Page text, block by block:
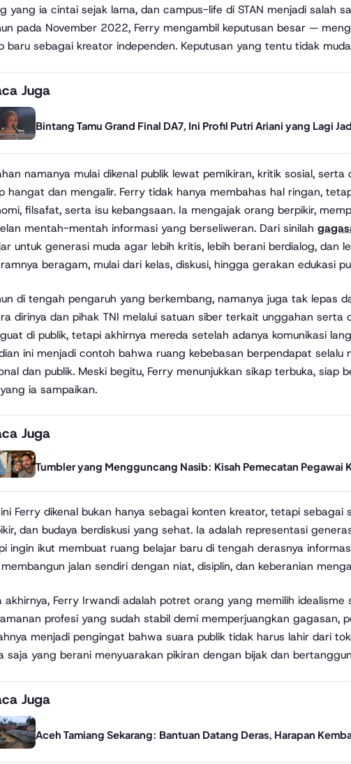
yang ia cintai sejak lama, dan campus-life di STAN menjadi salah
pada November 2022, Ferry mengambil keputusan besar —
baru sebagai kreator independen. Keputusan yang tentu tidak
Juga
Bintang Tamu Grand Final DA7, Ini Profil Putri Ariani yang Lagi
namanya mulai dikenal publik lewat pemikiran, kritik sosial,
hangat dan mengalir. Ferry tidak hanya membahas hal ringan,
filsafat, serta isu kebangsaan. Ia mengajak orang berpikir,
mentah-mentah informasi yang berseliweran. Dari sinilah
untuk generasi muda agar lebih kritis, lebih berani berdialog, dan
beragam, mulai dari kelas, diskusi, hingga gerakan edukasi
di tengah pengaruh yang berkembang, namanya juga tak lepas
dirinya dan pihak TNI melalui satuan siber terkait unggahan serta
di publik, tetapi akhirnya mereda setelah adanya komunikasi
ini menjadi contoh bahwa ruang kebebasan berpendapat selalu
dan publik. Meski begitu, Ferry menunjukkan sikap terbuka,
ia sampaikan.
Juga
Tumbler yang Mengguncang Nasib: Kisah Pemecatan Pegawai
Ferry dikenal bukan hanya sebagai konten kreator, tetapi
dan budaya berdiskusi yang sehat. Ia adalah representasi
ingin ikut membuat ruang belajar baru di tengah derasnya
jalan sendiri dengan niat, disiplin, dan keberanian
akhirnya, Ferry Irwandi adalah potret orang yang memilih
profesi yang sudah stabil demi memperjuangkan gagasan,
menjadi pengingat bahwa suara publik tidak harus lahir dari
saja yang berani menyuarakan pikiran dengan bijak dan
Juga
Aceh Tamiang Sekarang: Bantuan Datang Deras, Harapan